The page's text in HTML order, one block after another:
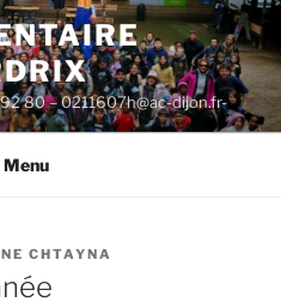
80 – 0211607h@ac-dijon.fr-
Menu
CHTAYNA